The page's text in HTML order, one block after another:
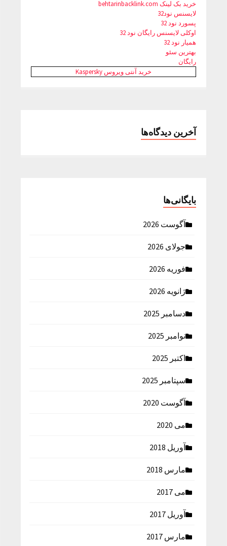
خرید بک لینک behtarinbacklink.com
لایسنس نود32
پسورد نود 32
اوکلی لایسنس رایگان نود 32
همیار نود 32
بهترین سئو
رایگان
خرید آنتی ویروس Kaspersky
آخرین دیدگاه‌ها
بایگانی‌ها
آگوست 2026
جولای 2026
فوریه 2026
ژانویه 2026
دسامبر 2025
نوامبر 2025
اکتبر 2025
سپتامبر 2025
آگوست 2020
می 2020
آوریل 2018
مارس 2018
می 2017
آوریل 2017
مارس 2017